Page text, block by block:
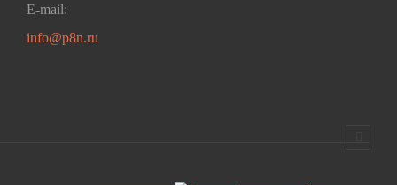
E-mail:
info@p8n.ru